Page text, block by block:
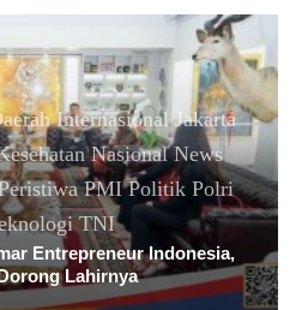
Internasional Jakarta
Nasional News
PMI Politik Polri
TNI
Entrepreneur Indonesia,
Lahirnya